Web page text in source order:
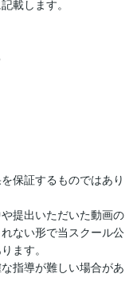
載します。
保証するものではあり
提出いただいた動画の
ない形で当スクール公
ます。
指導が難しい場合があ